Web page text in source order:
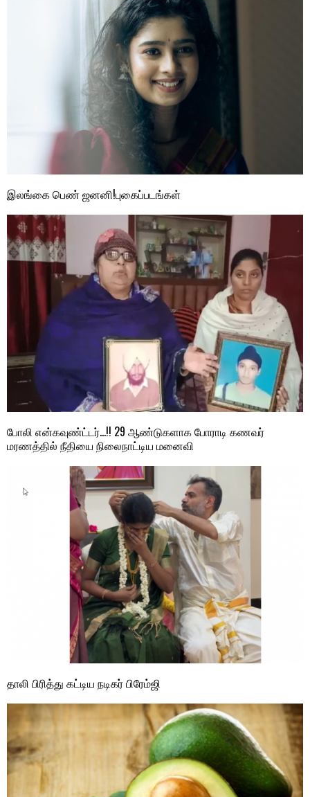
இலங்கை பெண் ஜனனி!புகைப்படங்கள்
போலி என்கவுண்ட்டர்…!! 29 ஆண்டுகளாக போராடி கணவர்
மரணத்தில் நீதியை நிலைநாட்டிய மனைவி
தாலி பிரித்து கட்டிய நடிகர் பிரேம்ஜி